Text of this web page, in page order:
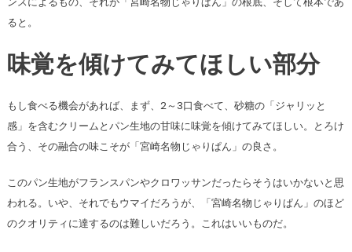
ると。
味覚を傾けてみてほしい部分
もし食べる機会があれば、まず、2～3口食べて、砂糖の「ジャリッと
感」を含むクリームとパン生地の甘味に味覚を傾けてみてほしい。とろけ
合う、その融合の味こそが「宮崎名物じゃりぱん」の良さ。
このパン生地がフランスパンやクロワッサンだったらそうはいかないと思
われる。いや、それでもウマイだろうが、「宮崎名物じゃりぱん」のほど
のクオリティに達するのは難しいだろう。これはいいものだ。